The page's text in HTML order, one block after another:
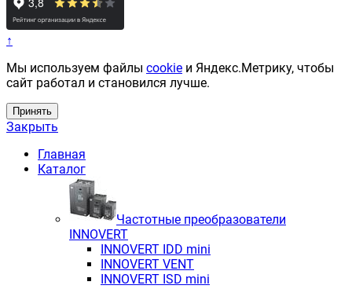
↑
Мы используем файлы cookie и Яндекс.Метрику, чтобы
сайт работал и становился лучше.
Принять
Закрыть
Главная
Каталог
Частотные преобразователи
INNOVERT
INNOVERT IDD mini
INNOVERT VENT
INNOVERT ISD mini